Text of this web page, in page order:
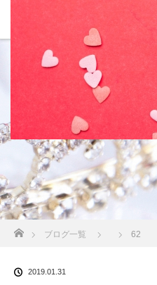
スタッフブログ
ブログ一覧 62
2019.01.31